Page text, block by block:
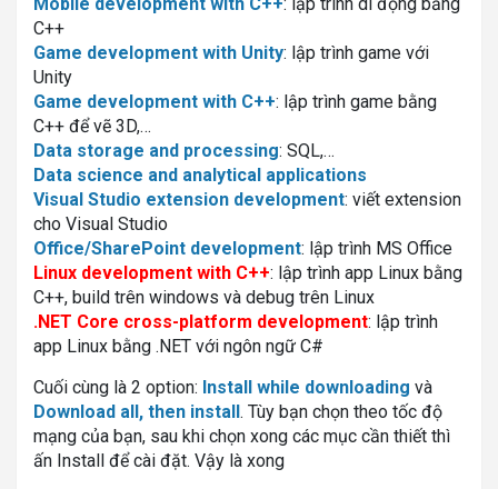
C++
Game development with Unity: lập trình game với
Unity
Game development with C++: lập trình game bằng
C++ để vẽ 3D,…
Data storage and processing: SQL,…
Data science and analytical applications
Visual Studio extension development: viết extension
cho Visual Studio
Office/SharePoint development: lập trình MS Office
Linux development with C++: lập trình app Linux bằng
C++, build trên windows và debug trên Linux
.NET Core cross-platform development: lập trình
app Linux bằng .NET với ngôn ngữ C#
Cuối cùng là 2 option: Install while downloading và
Download all, then install. Tùy bạn chọn theo tốc độ
mạng của bạn, sau khi chọn xong các mục cần thiết thì
ấn Install để cài đặt. Vậy là xong